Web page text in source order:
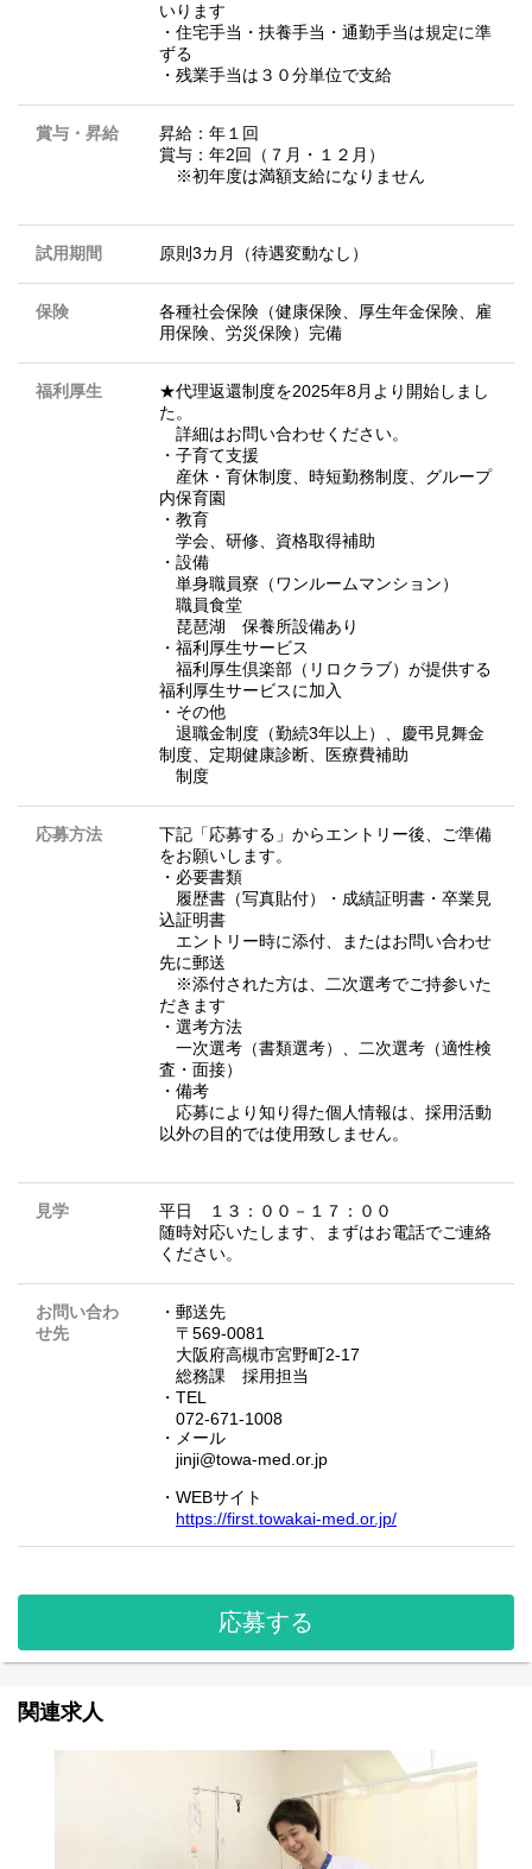
いります
・住宅手当・扶養手当・通勤手当は規定に準
ずる
・残業手当は３０分単位で支給
賞与・昇給
昇給：年１回
賞与：年2回（７月・１２月）
※初年度は満額支給になりません
試用期間 原則3カ月（待遇変動なし）
保険
各種社会保険（健康保険、厚生年金保険、雇
用保険、労災保険）完備
福利厚生
★代理返還制度を2025年8月より開始しまし
た。
詳細はお問い合わせください。
・子育て支援
産休・育休制度、時短勤務制度、グループ
内保育園
・教育
学会、研修、資格取得補助
・設備
単身職員寮（ワンルームマンション）
職員食堂
琵琶湖 保養所設備あり
・福利厚生サービス
福利厚生倶楽部（リロクラブ）が提供する
福利厚生サービスに加入
・その他
退職金制度（勤続3年以上）、慶弔見舞金
制度、定期健康診断、医療費補助
制度
応募方法
下記「応募する」からエントリー後、ご準備
をお願いします。
・必要書類
履歴書（写真貼付）・成績証明書・卒業見
込証明書
エントリー時に添付、またはお問い合わせ
先に郵送
※添付された方は、二次選考でご持参いた
だきます
・選考方法
一次選考（書類選考）、二次選考（適性検
査・面接）
・備考
応募により知り得た個人情報は、採用活動
以外の目的では使用致しません。
見学
平日 １３：００－１７：００
随時対応いたします、まずはお電話でご連絡
ください。
お問い合わ
せ先
・郵送先
〒569-0081
大阪府高槻市宮野町2-17
総務課 採用担当
・TEL
072-671-1008
・メール
jinji@towa-med.or.jp
・WEBサイト
https://first.towakai-med.or.jp/
応募する
関連求人